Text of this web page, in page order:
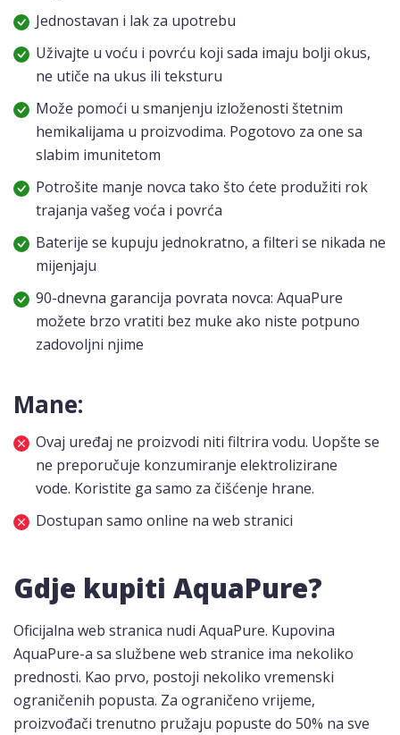
Jednostavan i lak za upotrebu
Uživajte u voću i povrću koji sada imaju bolji okus,
ne utiče na ukus ili teksturu
Može pomoći u smanjenju izloženosti štetnim
hemikalijama u proizvodima. Pogotovo za one sa
slabim imunitetom
Potrošite manje novca tako što ćete produžiti rok
trajanja vašeg voća i povrća
Baterije se kupuju jednokratno, a filteri se nikada ne
mijenjaju
90-dnevna garancija povrata novca: AquaPure
možete brzo vratiti bez muke ako niste potpuno
zadovoljni njime
Mane:
Ovaj uređaj ne proizvodi niti filtrira vodu. Uopšte se
ne preporučuje konzumiranje elektrolizirane
vode. Koristite ga samo za čišćenje hrane.
Dostupan samo online na web stranici
Gdje kupiti AquaPure?
Oficijalna web stranica nudi AquaPure. Kupovina
AquaPure-a sa službene web stranice ima nekoliko
prednosti. Kao prvo, postoji nekoliko vremenski
ograničenih popusta. Za ograničeno vrijeme,
proizvođači trenutno pružaju popuste do 50% na sve